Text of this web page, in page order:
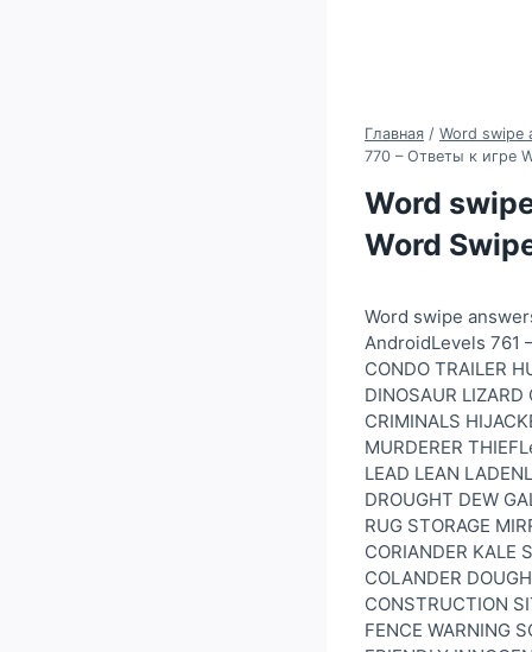
Главная / Word swipe
770 – Ответы к игре
Word
Word
Word swipe
AndroidLevels 761
CONDO TRAILER
DINOSAUR
CRIMINALS
MURDERER
LEAD LEAN
DROUGHT DEW
RUG STORAGE
CORIANDER KALE
COLANDER
CONSTRUCTION
FENCE WARNING